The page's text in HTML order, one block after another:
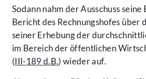
Sodann nahm der Ausschuss seine
Bericht des Rechnungshofes über
seiner Erhebung der
im Bereich der öffentlichen
(III-189 d.B.) wieder auf.